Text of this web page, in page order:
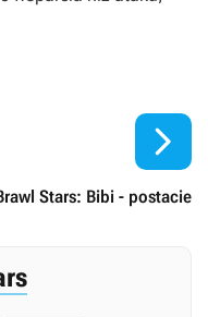
Stars: Bibi - postacie
